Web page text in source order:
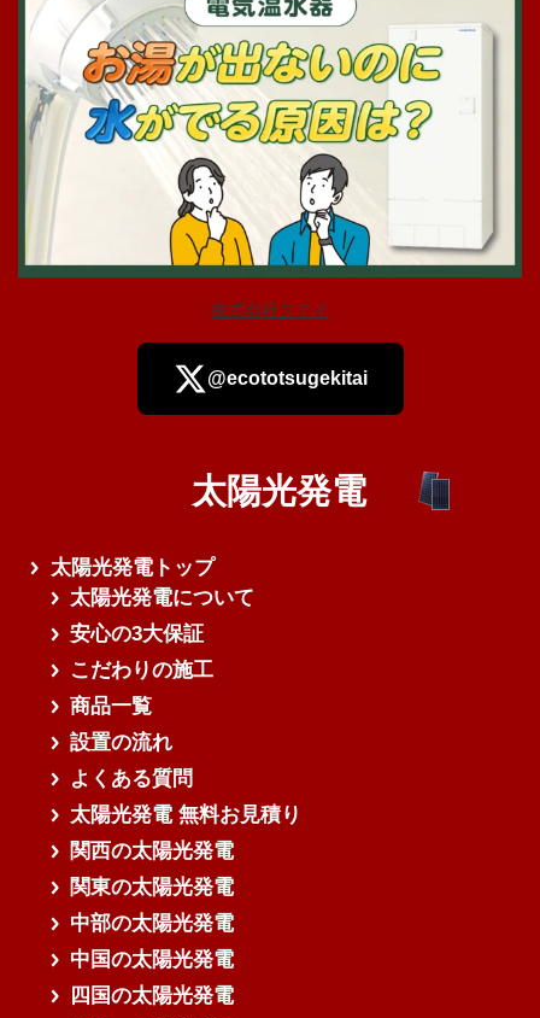
さらに読み込む
株式会社ステイ
@ecototsugekitai
太陽光発電
太陽光発電トップ
太陽光発電について
安心の3大保証
こだわりの施工
商品一覧
設置の流れ
よくある質問
太陽光発電 無料お見積り
関西の太陽光発電
関東の太陽光発電
中部の太陽光発電
中国の太陽光発電
四国の太陽光発電